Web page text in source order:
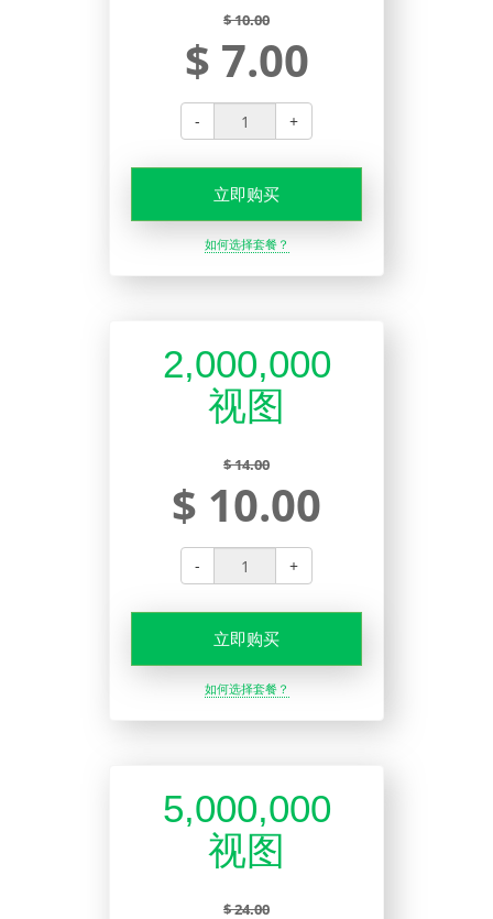
$ 10.00
$ 7.00
- +
立即购买
如何选择套餐？
2,000,000
视图
$ 14.00
$ 10.00
- +
立即购买
如何选择套餐？
5,000,000
视图
$ 24.00